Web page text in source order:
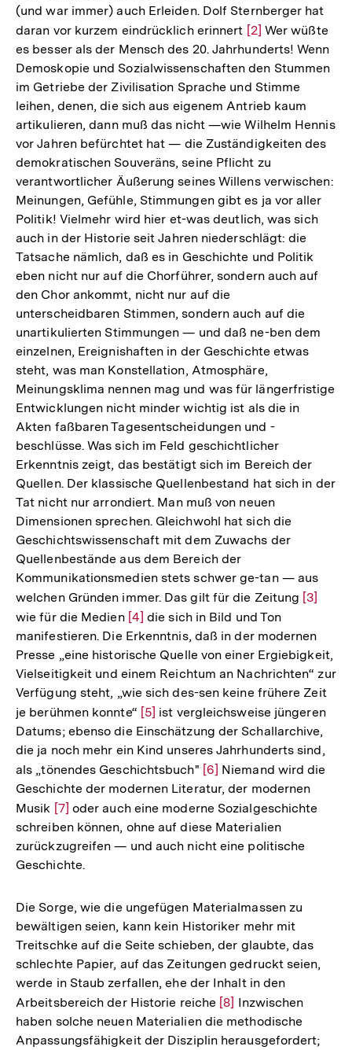
(und war immer) auch Erleiden. Dolf Sternberger hat
daran vor kurzem eindrücklich erinnert Zur
Auflösung
der
Fußnote
[2] Wer wüßte
es besser als der Mensch des 20. Jahrhunderts! Wenn
Demoskopie und Sozialwissenschaften den Stummen
im Getriebe der Zivilisation Sprache und Stimme
leihen, denen, die sich aus eigenem Antrieb kaum
artikulieren, dann muß das nicht —wie Wilhelm Hennis
vor Jahren befürchtet hat — die Zuständigkeiten des
demokratischen Souveräns, seine Pflicht zu
verantwortlicher Äußerung seines Willens verwischen:
Meinungen, Gefühle, Stimmungen gibt es ja vor aller
Politik! Vielmehr wird hier et-was deutlich, was sich
auch in der Historie seit Jahren niederschlägt: die
Tatsache nämlich, daß es in Geschichte und Politik
eben nicht nur auf die Chorführer, sondern auch auf
den Chor ankommt, nicht nur auf die
unterscheidbaren Stimmen, sondern auch auf die
unartikulierten Stimmungen — und daß ne-ben dem
einzelnen, Ereignishaften in der Geschichte etwas
steht, was man Konstellation, Atmosphäre,
Meinungsklima nennen mag und was für längerfristige
Entwicklungen nicht minder wichtig ist als die in
Akten faßbaren Tagesentscheidungen und -
beschlüsse. Was sich im Feld geschichtlicher
Erkenntnis zeigt, das bestätigt sich im Bereich der
Quellen. Der klassische Quellenbestand hat sich in der
Tat nicht nur arrondiert. Man muß von neuen
Dimensionen sprechen. Gleichwohl hat sich die
Geschichtswissenschaft mit dem Zuwachs der
Quellenbestände aus dem Bereich der
Kommunikationsmedien stets schwer ge-tan — aus
welchen Gründen immer. Das gilt für die Zeitung Zur
der
Fußnote
[3]
wie für die Medien Zur
Auflösung
der
Fußnote
[4] die sich in Bild und Ton
manifestieren. Die Erkenntnis, daß in der modernen
Presse „eine historische Quelle von einer Ergiebigkeit,
Vielseitigkeit und einem Reichtum an Nachrichten“ zur
Verfügung steht, „wie sich des-sen keine frühere Zeit
je berühmen konnte“ Zur
Auflösung
der
Fußnote
[5] ist vergleichsweise jüngeren
Datums; ebenso die Einschätzung der Schallarchive,
die ja noch mehr ein Kind unseres Jahrhunderts sind,
als „tönendes Geschichtsbuch" Zur
Auflösung
der
Fußnote
[6] Niemand wird die
Geschichte der modernen Literatur, der modernen
Musik Zur
Auflösung
der
Fußnote
[7] oder auch eine moderne Sozialgeschichte
schreiben können, ohne auf diese Materialien
zurückzugreifen — und auch nicht eine politische
Geschichte.
Die Sorge, wie die ungefügen Materialmassen zu
bewältigen seien, kann kein Historiker mehr mit
Treitschke auf die Seite schieben, der glaubte, das
schlechte Papier, auf das Zeitungen gedruckt seien,
werde in Staub zerfallen, ehe der Inhalt in den
Arbeitsbereich der Historie reiche Zur
Auflösung
der
[8] Inzwischen
haben solche neuen Materialien die methodische
Anpassungsfähigkeit der Disziplin herausgefordert;